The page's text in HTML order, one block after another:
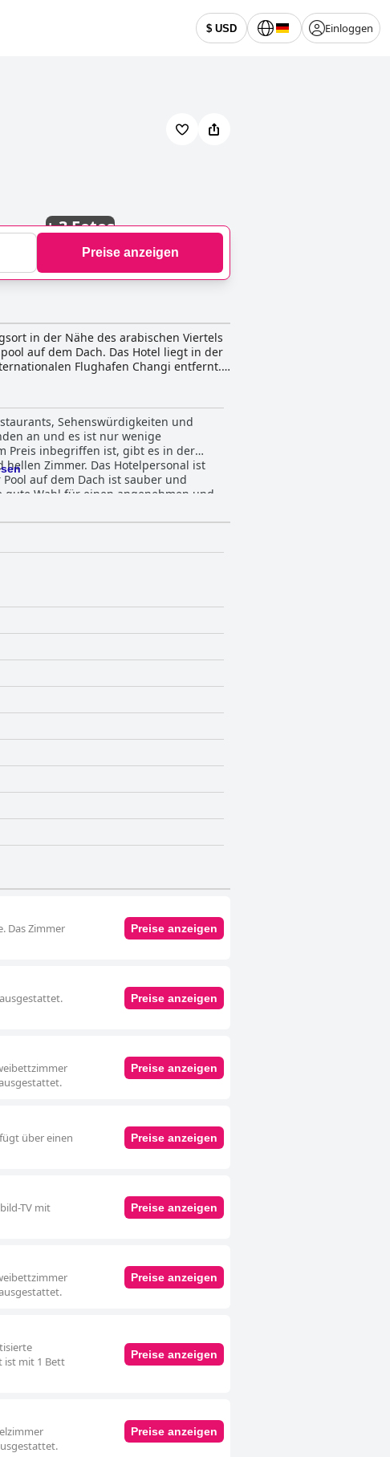
$ USD Einloggen
+3 Fotos
Preise anzeigen
in der Nähe des arabischen Viertels
auf dem Dach. Das Hotel liegt in der
Flughafen Changi entfernt.
können. Das Hotel sorgt mit
und kostenlosen
mit Rolltreppen und Aufzügen, einen
Wi-Fi in den öffentlichen
Geschäftsreisende, die einen
Sehenswürdigkeiten und
an und es ist nur wenige
Preis inbegriffen ist, gibt es in der
Zimmer. Das Hotelpersonal ist
auf dem Dach ist sauber und
gute Wahl für einen angenehmen und
Das Zimmer
Preise anzeigen
Preise anzeigen
Preise anzeigen
über einen
Preise anzeigen
TV mit
Preise anzeigen
Preise anzeigen
ist mit 1 Bett
Preise anzeigen
Preise anzeigen